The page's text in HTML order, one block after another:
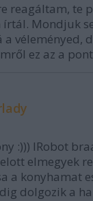
reagáltam, te
Mondjuk
véleményed,
ez az a
:))) IRobot
elmegyek
a konyhamat
dolgozik a